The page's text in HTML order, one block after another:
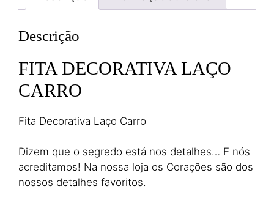
Descrição
FITA DECORATIVA LAÇO
CARRO
Fita Decorativa Laço Carro
Dizem que o segredo está nos detalhes… E nós
acreditamos! Na nossa loja os Corações são dos
nossos detalhes favoritos.